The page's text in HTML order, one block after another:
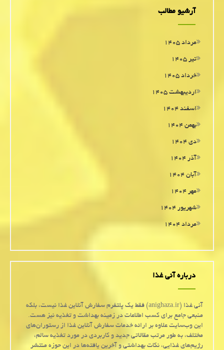
آرشیو مطالب
مرداد ۱۴۰۵
تیر ۱۴۰۵
خرداد ۱۴۰۵
اردیبهشت ۱۴۰۵
اسفند ۱۴۰۴
بهمن ۱۴۰۴
دی ۱۴۰۴
آذر ۱۴۰۴
آبان ۱۴۰۴
مهر ۱۴۰۴
شهریور ۱۴۰۴
مرداد ۱۴۰۴
درباره آنی غذا
آنی غذا (anighaza.ir) فقط یک پلتفرم سفارش آنلاین غذا نیست، بلکه
منبعی جامع برای کسب اطلاعات در زمینه بهداشت و تغذیه نیز هست.
این وب‌سایت علاوه بر ارائه خدمات سفارش آنلاین غذا از رستوران‌های
مختلف، به طور مرتب مقالاتی جدید و کاربردی در مورد تغذیه سالم،
رژیم‌های غذایی، نکات بهداشتی و آخرین یافته‌ها در این حوزه منتشر